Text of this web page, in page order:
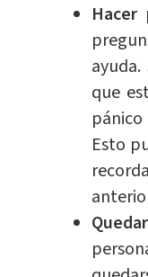
Hacer
que
Esto